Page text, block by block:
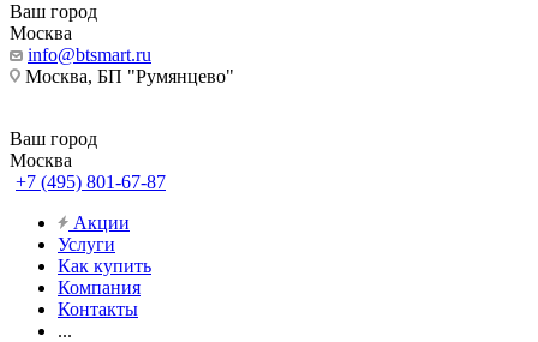
Ваш город
Москва
info@btsmart.ru
Москва, БП "Румянцево"
Ваш город
Москва
+7 (495) 801-67-87
Акции
Услуги
Как купить
Компания
Контакты
...